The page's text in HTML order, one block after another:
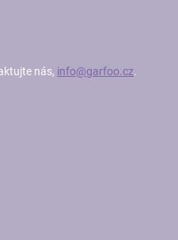
nás, info@garfoo.cz.